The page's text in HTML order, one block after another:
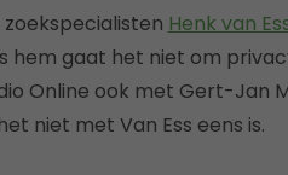
Henk van
hem gaat het niet om
Online ook met Gert-Jan
niet met Van Ess eens is.